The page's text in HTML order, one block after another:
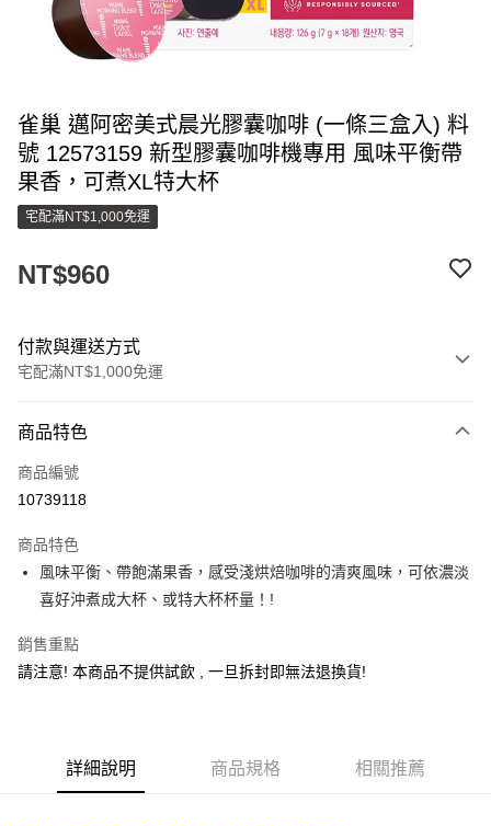
雀巢 邁阿密美式晨光膠囊咖啡 (一條三盒入) 料
號 12573159 新型膠囊咖啡機專用 風味平衡帶
果香，可煮XL特大杯
宅配滿NT$1,000免運
NT$960
付款與運送方式
宅配滿NT$1,000免運
信用卡一次付款
LINE Pay
悠遊付
ATM付款
運送方式
貨到付現給宅配司機 (大家電需貨到付款服務 請電洽0977103621)
每筆NT$150，滿NT$2,000(含以上)免運費
商品特色
商品編號
10739118
商品特色
風味平衡、帶飽滿果香，感受淺烘焙咖啡的清爽風味，可依濃淡
喜好沖煮成大杯、或特大杯杯量！!
銷售重點
請注意! 本商品不提供試飲 , 一旦拆封即無法退換貨!
詳細說明 商品規格 相關推薦